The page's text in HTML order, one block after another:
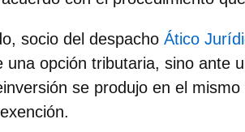
, socio del despacho Ático
una opción tributaria, sino ante
se produjo en el